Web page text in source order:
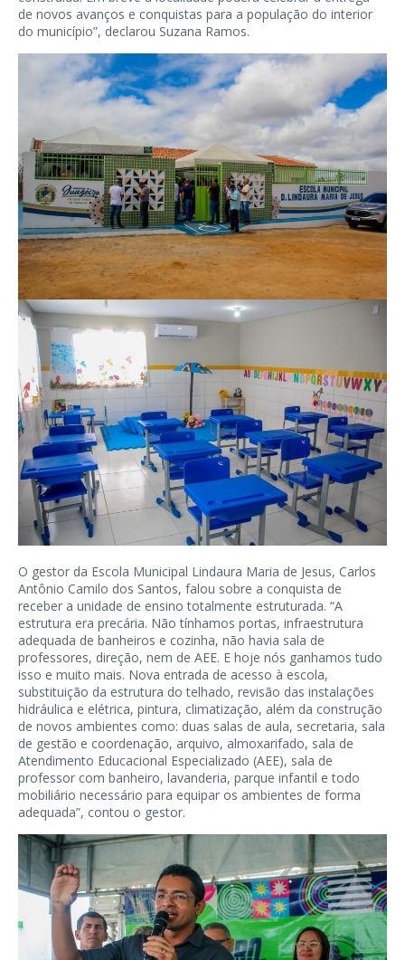
de novos avanços e conquistas para a população do interior
do município”, declarou Suzana Ramos.
O gestor da Escola Municipal Lindaura Maria de Jesus, Carlos
Antônio Camilo dos Santos, falou sobre a conquista de
receber a unidade de ensino totalmente estruturada. “A
estrutura era precária. Não tínhamos portas, infraestrutura
adequada de banheiros e cozinha, não havia sala de
professores, direção, nem de AEE. E hoje nós ganhamos tudo
isso e muito mais. Nova entrada de acesso à escola,
substituição da estrutura do telhado, revisão das instalações
hidráulica e elétrica, pintura, climatização, além da construção
de novos ambientes como: duas salas de aula, secretaria, sala
de gestão e coordenação, arquivo, almoxarifado, sala de
Atendimento Educacional Especializado (AEE), sala de
professor com banheiro, lavanderia, parque infantil e todo
mobiliário necessário para equipar os ambientes de forma
adequada”, contou o gestor.